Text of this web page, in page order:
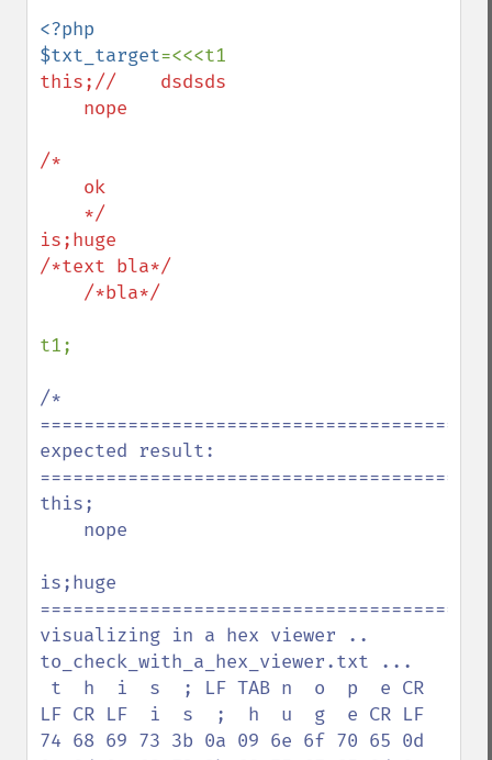
<?php
$txt_target
this;//    dsdsds
/*
is;huge
/*text bla*/
t1;
/*
expected result:
this;
is;huge
visualizing in a hex viewer ..
to_check_with_a_hex_viewer.txt ...
LF CR LF  i  s  ;  h  u  g  e CR LF
74 68 69 73 3b 0a 09 6e 6f 70 65 0d